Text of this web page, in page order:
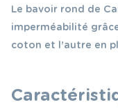
Le bavoir rond de
imperméabilité
coton et l’autre en